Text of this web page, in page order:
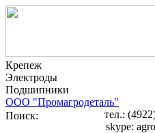
Крепеж
Электроды
Подшипники
ООО "Промагродеталь"
Поиск:
тел.:
skype: